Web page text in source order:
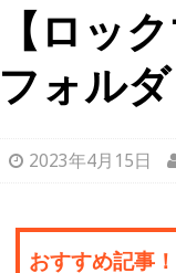
【ロッ
フォルダ
2023年4月15日
おすすめ記事！